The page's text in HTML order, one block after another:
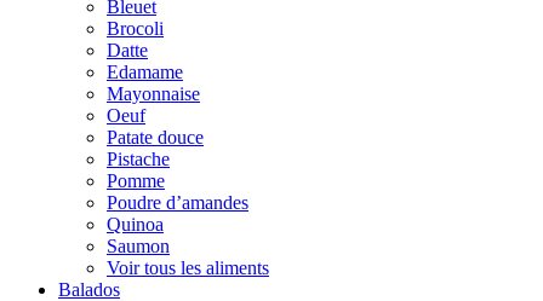
Bleuet
Brocoli
Datte
Edamame
Mayonnaise
Oeuf
Patate douce
Pistache
Pomme
Poudre d’amandes
Quinoa
Saumon
Voir tous les aliments
Balados